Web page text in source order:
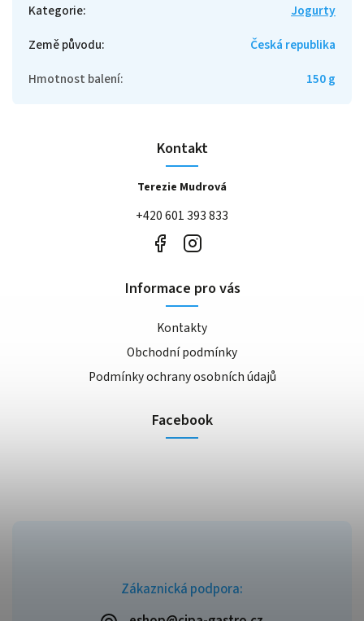
Kategorie:
Jogurty
Země původu:
Česká republika
Hmotnost balení: 150 g
Zákaznická podpora:
Kontakt
Terezie Mudrová
+420 601 393 833
Informace pro vás
Kontakty
Obchodní podmínky
Podmínky ochrany osobních údajů
Facebook